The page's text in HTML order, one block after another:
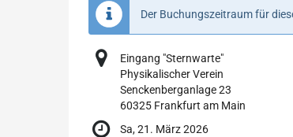
Der Buchungszeitraum für
Eingang "Sternwarte"
Physikalischer Verein
Senckenberganlage 23
60325 Frankfurt am Main
Sa, 21. März 2026